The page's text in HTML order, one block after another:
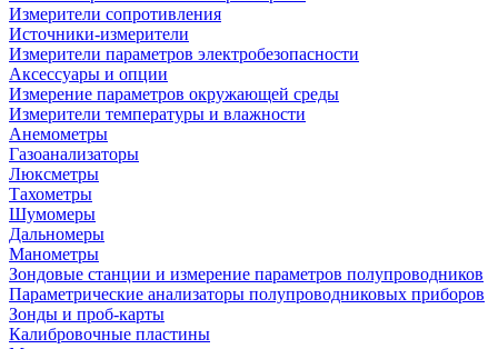
Измерители сопротивления
Источники-измерители
Измерители параметров электробезопасности
Аксессуары и опции
Измерение параметров окружающей среды
Измерители температуры и влажности
Анемометры
Газоанализаторы
Люксметры
Тахометры
Шумомеры
Дальномеры
Манометры
Зондовые станции и измерение параметров полупроводников
Параметрические анализаторы полупроводниковых приборов
Зонды и проб-карты
Калибровочные пластины